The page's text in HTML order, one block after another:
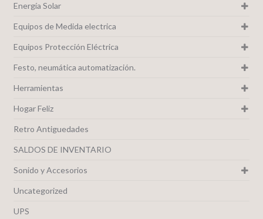
Energía Solar
Equipos de Medida electrica
Equipos Protección Eléctrica
Festo, neumática automatización.
Herramientas
Hogar Feliz
Retro Antiguedades
SALDOS DE INVENTARIO
Sonido y Accesorios
Uncategorized
UPS